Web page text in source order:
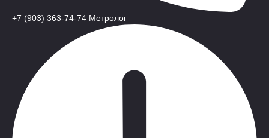
+7 (903) 363-74-74 Метролог